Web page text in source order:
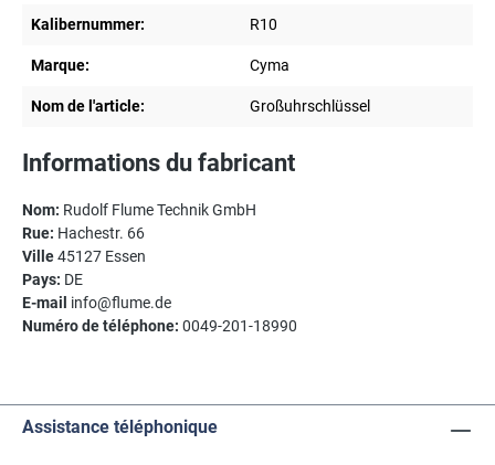
Kalibernummer: R10
Marque: Cyma
Nom de l'article: Großuhrschlüssel
Informations du fabricant
Nom: Rudolf Flume Technik GmbH
Rue: Hachestr. 66
Ville45127 Essen
Pays: DE
E-mail info@flume.de
Numéro de téléphone: 0049-201-18990
Assistance téléphonique